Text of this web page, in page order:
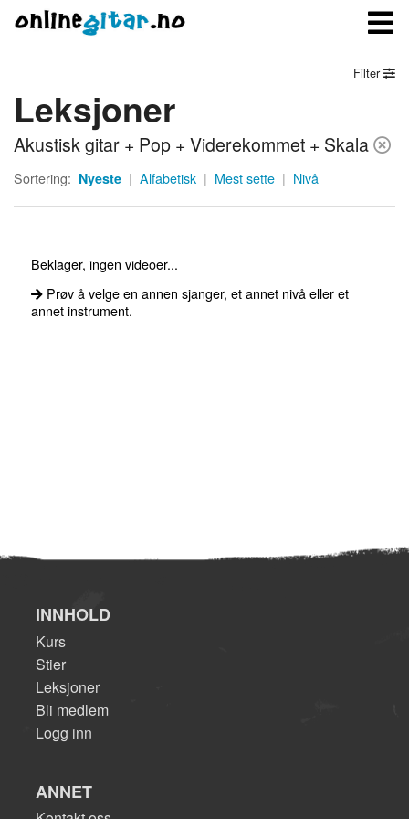
Meny
Logg inn
Filter
Leksjoner
Akustisk gitar + Pop + Viderekommet + Skala
Sortering: Nyeste | Alfabetisk | Mest sette | Nivå
Beklager, ingen videoer...
Prøv å velge en annen sjanger, et annet nivå eller et
annet instrument.
INNHOLD
Kurs
Stier
Leksjoner
Bli medlem
Logg inn
ANNET